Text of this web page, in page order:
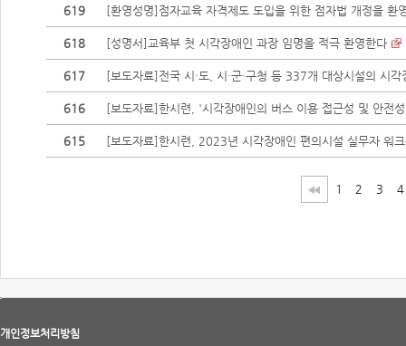
619 [환영성명]점자교육 자격제도 도입을 위한 점자법 개정을 환
618 [성명서]교육부 첫 시각장애인 과장 임명을 적극 환영한다
617 [보도자료]전국 시·도, 시·군·구청 등 337개 대상시설의 시
616 [보도자료]한시련, '시각장애인의 버스 이용 접근성 및 안전
615 [보도자료]한시련, 2023년 시각장애인 편의시설 실무자 워
1 2 3 4
개인정보처리방침